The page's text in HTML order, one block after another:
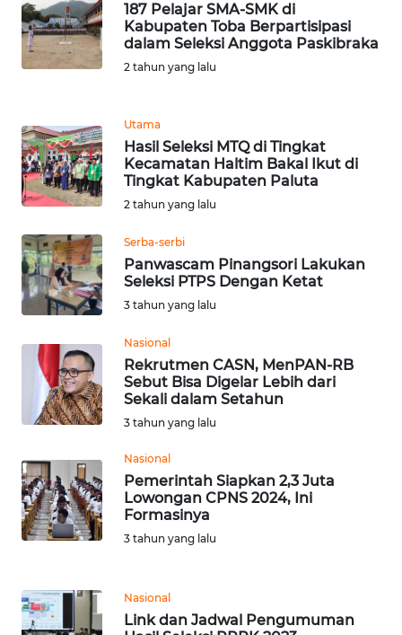
187 Pelajar SMA-SMK di
Kabupaten Toba Berpartisipasi
dalam Seleksi Anggota Paskibraka
2 tahun yang lalu
Utama
Hasil Seleksi MTQ di Tingkat
Kecamatan Haltim Bakal Ikut di
Tingkat Kabupaten Paluta
2 tahun yang lalu
Serba-serbi
Panwascam Pinangsori Lakukan
Seleksi PTPS Dengan Ketat
3 tahun yang lalu
Nasional
Rekrutmen CASN, MenPAN-RB
Sebut Bisa Digelar Lebih dari
Sekali dalam Setahun
3 tahun yang lalu
Nasional
Pemerintah Siapkan 2,3 Juta
Lowongan CPNS 2024, Ini
Formasinya
3 tahun yang lalu
Nasional
Link dan Jadwal Pengumuman
WN
SUMSEL
WN
LAMPUNG
JATENG
WN
NUSANTARA
WN
JOGJA
WN
WN
BALI
WN
WN
KALTENG